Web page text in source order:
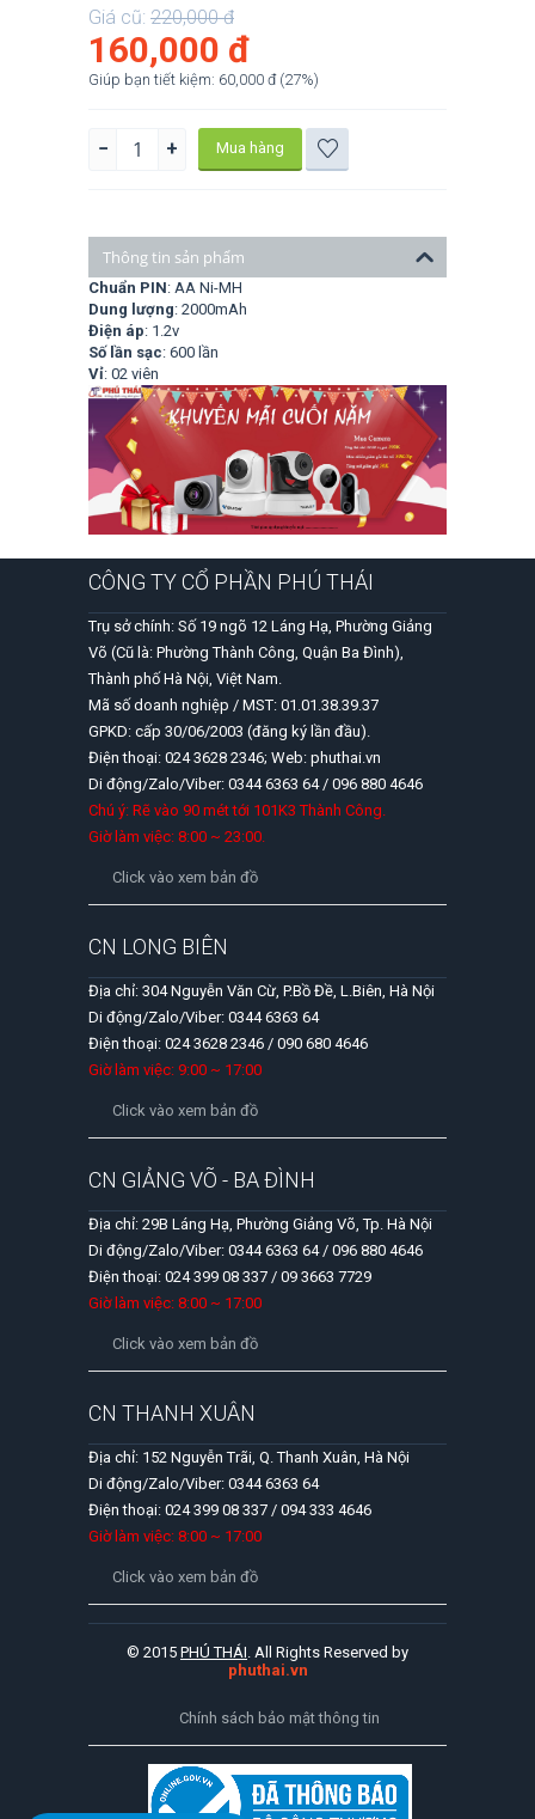
Giá cũ: 220,000 đ
160,000 đ
Giúp bạn tiết kiệm: 60,000 đ(27%)
− + Mua hàng
Thông tin sản phẩm
Chuẩn PIN: AA Ni-MH
Dung lượng: 2000mAh
Điện áp: 1.2v
Số lần sạc: 600 lần
Vỉ: 02 viên
CÔNG TY CỔ PHẦN PHÚ THÁI
Trụ sở chính: Số 19 ngõ 12 Láng Hạ, Phường Giảng
Võ (Cũ là: Phường Thành Công, Quận Ba Đình),
Thành phố Hà Nội, Việt Nam.
Mã số doanh nghiệp / MST: 01.01.38.39.37
GPKD: cấp 30/06/2003 (đăng ký lần đầu).
Điện thoại: 024 3628 2346; Web: phuthai.vn
Di động/Zalo/Viber: 0344 6363 64 / 096 880 4646
Chú ý: Rẽ vào 90 mét tới 101K3 Thành Công.
Giờ làm việc: 8:00 ~ 23:00.
Click vào xem bản đồ
CN LONG BIÊN
Địa chỉ: 304 Nguyễn Văn Cừ, P.Bồ Đề, L.Biên, Hà Nội
Di động/Zalo/Viber: 0344 6363 64
Điện thoại: 024 3628 2346 / 090 680 4646
Giờ làm việc: 9:00 ~ 17:00
Click vào xem bản đồ
CN GIẢNG VÕ - BA ĐÌNH
Địa chỉ: 29B Láng Hạ, Phường Giảng Võ, Tp. Hà Nội
Di động/Zalo/Viber: 0344 6363 64 / 096 880 4646
Điện thoại: 024 399 08 337 / 09 3663 7729
Giờ làm việc: 8:00 ~ 17:00
Click vào xem bản đồ
CN THANH XUÂN
Địa chỉ: 152 Nguyễn Trãi, Q. Thanh Xuân, Hà Nội
Di động/Zalo/Viber: 0344 6363 64
Điện thoại: 024 399 08 337 / 094 333 4646
Giờ làm việc: 8:00 ~ 17:00
Click vào xem bản đồ
© 2015 PHÚ THÁI. All Rights Reserved by
phuthai.vn
Chính sách bảo mật thông tin